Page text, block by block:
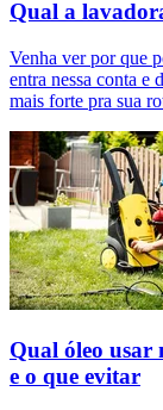
Qual a
Venha ver por que
entra nessa conta e
mais forte pra sua
Qual óleo usar
e o que evitar